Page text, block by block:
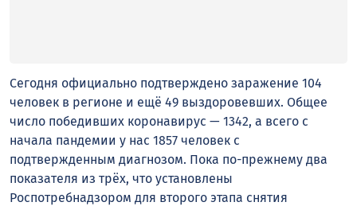
Сегодня официально подтверждено заражение 104
человек в регионе и ещё 49 выздоровевших. Общее
число победивших коронавирус — 1342, а всего с
начала пандемии у нас 1857 человек с
подтвержденным диагнозом. Пока по-прежнему два
показателя из трёх, что установлены
Роспотребнадзором для второго этапа снятия